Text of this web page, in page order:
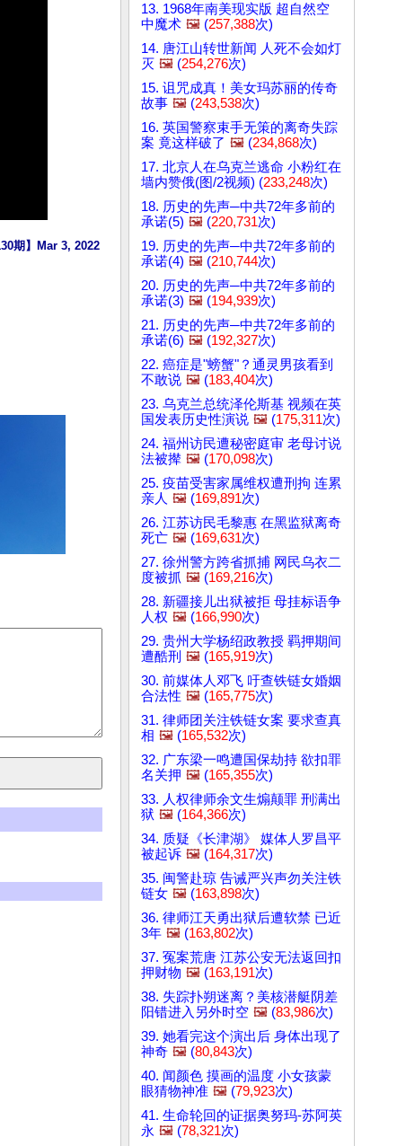
期】Mar 3, 2022
13. 1968年南美现实版 超自然空
中魔术 🖼️ (257,388次)
14. 唐江山转世新闻 人死不会如灯
灭 🖼️ (254,276次)
15. 诅咒成真！美女玛苏丽的传奇
故事 🖼️ (243,538次)
16. 英国警察束手无策的离奇失踪
案 竟这样破了 🖼️ (234,868次)
17. 北京人在乌克兰逃命 小粉红在
墙内赞俄(图/2视频) (233,248次)
18. 历史的先声─中共72年多前的
承诺(5) 🖼️ (220,731次)
19. 历史的先声─中共72年多前的
承诺(4) 🖼️ (210,744次)
20. 历史的先声─中共72年多前的
承诺(3) 🖼️ (194,939次)
21. 历史的先声─中共72年多前的
承诺(6) 🖼️ (192,327次)
22. 癌症是"螃蟹"？通灵男孩看到
不敢说 🖼️ (183,404次)
23. 乌克兰总统泽伦斯基 视频在英
国发表历史性演说 🖼️ (175,311次)
24. 福州访民遭秘密庭审 老母讨说
法被撵 🖼️ (170,098次)
25. 疫苗受害家属维权遭刑拘 连累
亲人 🖼️ (169,891次)
26. 江苏访民毛黎惠 在黑监狱离奇
死亡 🖼️ (169,631次)
27. 徐州警方跨省抓捕 网民乌衣二
度被抓 🖼️ (169,216次)
28. 新疆接儿出狱被拒 母挂标语争
人权 🖼️ (166,990次)
29. 贵州大学杨绍政教授 羁押期间
遭酷刑 🖼️ (165,919次)
30. 前媒体人邓飞 吁查铁链女婚姻
合法性 🖼️ (165,775次)
31. 律师团关注铁链女案 要求查真
相 🖼️ (165,532次)
32. 广东梁一鸣遭国保劫持 欲扣罪
名关押 🖼️ (165,355次)
33. 人权律师余文生煽颠罪 刑满出
狱 🖼️ (164,366次)
34. 质疑《长津湖》 媒体人罗昌平
被起诉 🖼️ (164,317次)
35. 闽警赴琼 告诫严兴声勿关注铁
链女 🖼️ (163,898次)
36. 律师江天勇出狱后遭软禁 已近
3年 🖼️ (163,802次)
37. 冤案荒唐 江苏公安无法返回扣
押财物 🖼️ (163,191次)
38. 失踪扑朔迷离？美核潜艇阴差
阳错进入另外时空 🖼️ (83,986次)
39. 她看完这个演出后 身体出现了
神奇 🖼️ (80,843次)
40. 闻颜色 摸画的温度 小女孩蒙
眼猜物神准 🖼️ (79,923次)
41. 生命轮回的证据奥努玛-苏阿英
永 🖼️ (78,321次)